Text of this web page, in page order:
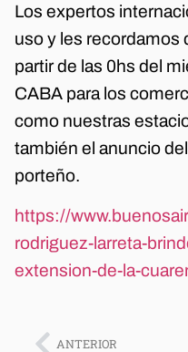
Los expertos
uso y les recordamos
partir de las 0hs del
CABA para los
como nuestras
también el anuncio
porteño.
https://
rodriguez-larreta-
extension-de-la-
ANTERIOR